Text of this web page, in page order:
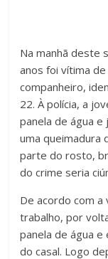
Na manhã deste
anos foi vítima
companheiro,
22. À polícia, a
panela de água
uma queimadura
parte do rosto,
do crime seria
De acordo com a
trabalho, por
panela de água e
do casal. Logo